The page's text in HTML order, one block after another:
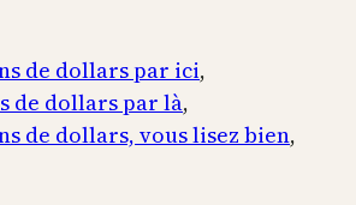
de dollars par ici,
de dollars par là,
de dollars, vous lisez bien,